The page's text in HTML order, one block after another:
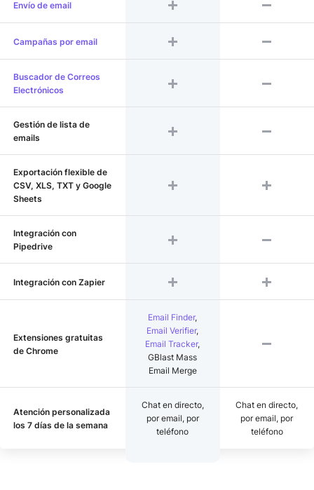
Envío de email
Campañas por email
Buscador de Correos
Electrónicos
Gestión de lista de
emails
Exportación flexible de
CSV, XLS, TXT y Google
Sheets
Integración con
Pipedrive
Integración con Zapier
Extensiones gratuitas
de Chrome
Email Finder,
Email Verifier,
Email Tracker,
GBlast Mass
Email Merge
Atención personalizada
los 7 días de la semana
Chat en directo,
por email, por
teléfono
Chat en directo,
por email, por
teléfono